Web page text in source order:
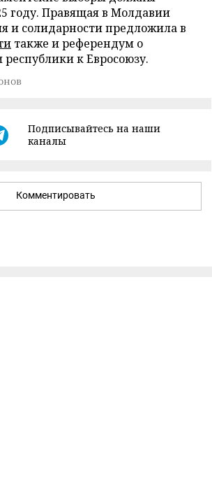
году. Правящая в Молдавии
и солидарности предложила в
также и референдум о
к Евросоюзу.
Подписывайтесь на наши
каналы
Комментировать